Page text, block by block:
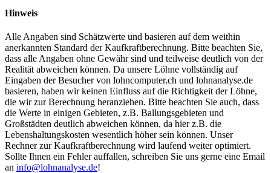
Hinweis
Alle Angaben sind Schätzwerte und basieren auf dem weithin
anerkannten Standard der Kaufkraftberechnung. Bitte beachten Sie,
dass alle Angaben ohne Gewähr sind und teilweise deutlich von der
Realität abweichen können. Da unsere Löhne vollständig auf
Eingaben der Besucher von lohncomputer.ch und lohnanalyse.de
basieren, haben wir keinen Einfluss auf die Richtigkeit der Löhne,
die wir zur Berechnung heranziehen. Bitte beachten Sie auch, dass
die Werte in einigen Gebieten, z.B. Ballungsgebieten und
Großstädten deutlich abweichen können, da hier z.B. die
Lebenshaltungskosten wesentlich höher sein können. Unser
Rechner zur Kaufkraftberechnung wird laufend weiter optimiert.
Sollte Ihnen ein Fehler auffallen, schreiben Sie uns gerne eine Email
an info@lohnanalyse.de!